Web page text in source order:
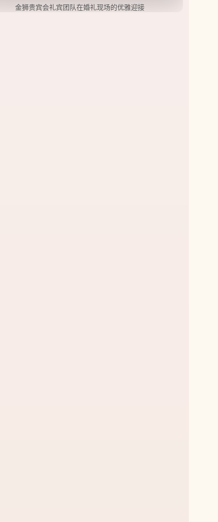
金狮贵宾会礼宾团队在婚礼现场的优雅迎接